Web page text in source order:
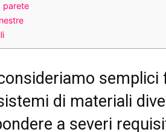
parete
di materiali
a severi